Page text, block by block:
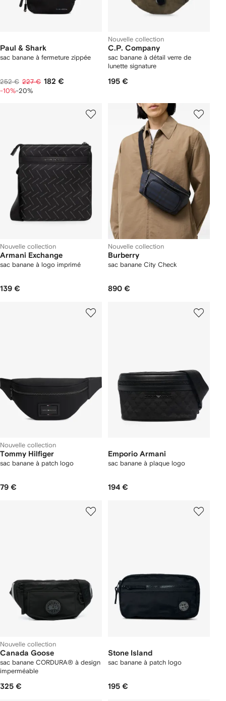
Paul & Shark
sac banane à fermeture zippée
252 € 227 € 182 €
-10%-20%
Nouvelle collection
C.P. Company
sac banane à détail verre de
lunette signature
195 €
Nouvelle collection
Armani Exchange
sac banane à logo imprimé
139 €
Nouvelle collection
Burberry
sac banane City Check
890 €
Nouvelle collection
Tommy Hilfiger
sac banane à patch logo
79 €
Emporio Armani
sac banane à plaque logo
194 €
Nouvelle collection
Canada Goose
sac banane CORDURA® à design
imperméable
325 €
Stone Island
sac banane à patch logo
195 €